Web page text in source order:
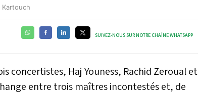
SUIVEZ-NOUS SUR NOTRE CHAÎNE WHATSAPP
concertistes, Haj Youness, Rachid Zeroual et
entre trois maîtres incontestés et, de